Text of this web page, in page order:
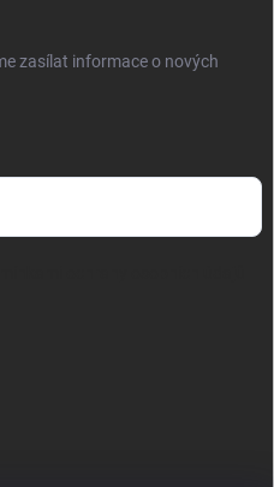
zasílat informace o nových